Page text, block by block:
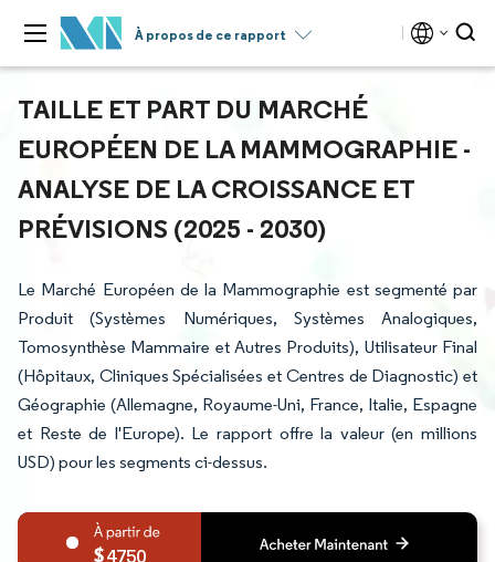
À propos de ce rapport
TAILLE ET PART DU MARCHÉ
EUROPÉEN DE LA MAMMOGRAPHIE -
ANALYSE DE LA CROISSANCE ET
PRÉVISIONS (2025 - 2030)
Le Marché Européen de la Mammographie est segmenté par
Produit (Systèmes Numériques, Systèmes Analogiques,
Tomosynthèse Mammaire et Autres Produits), Utilisateur Final
(Hôpitaux, Cliniques Spécialisées et Centres de Diagnostic) et
Géographie (Allemagne, Royaume-Uni, France, Italie, Espagne
et Reste de l'Europe). Le rapport offre la valeur (en millions
USD) pour les segments ci-dessus.
4750